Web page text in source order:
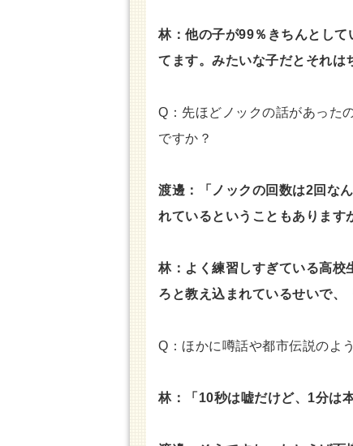
林：他の子が99％きちんとし
てます。みたいな子だとそれは
Q：先ほどノックの話があった
ですか？
渡邊：「ノックの回数は2回な
れているということもあります
林：よく練習しすぎている高校
ろと教え込まれているせいで、
Q：ほかに噂話や都市伝説のよ
林：「10秒は嘘だけど、1分は